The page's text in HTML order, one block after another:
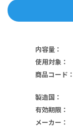
内容量 ：
使用対象 ：
商品コード ：
製造国 ：
有効期限 ：
メーカー ：